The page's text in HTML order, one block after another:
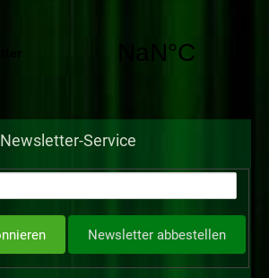
Newsletter-Service